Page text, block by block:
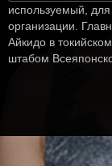
используемый,
организации.
Айкидо в
штабом